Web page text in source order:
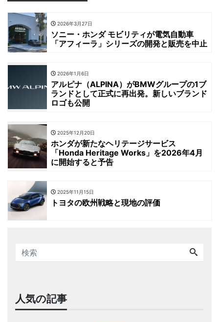
2026年3月27日
ソニー・ホンダ モビリティが電気自動車
「アフィーラ」シリーズの開発と販売を中止
2026年1月6日
アルピナ（ALPINA）がBMWグループの1ブ
ランドとして正式に再出発。新しいブランド
ロゴも公開
2025年12月20日
ホンダが新たなヘリテージサービス
「Honda Heritage Works」を2026年4月
に開始すると予告
2025年11月15日
トヨタの欧州戦略と現地の評価
人気の記事